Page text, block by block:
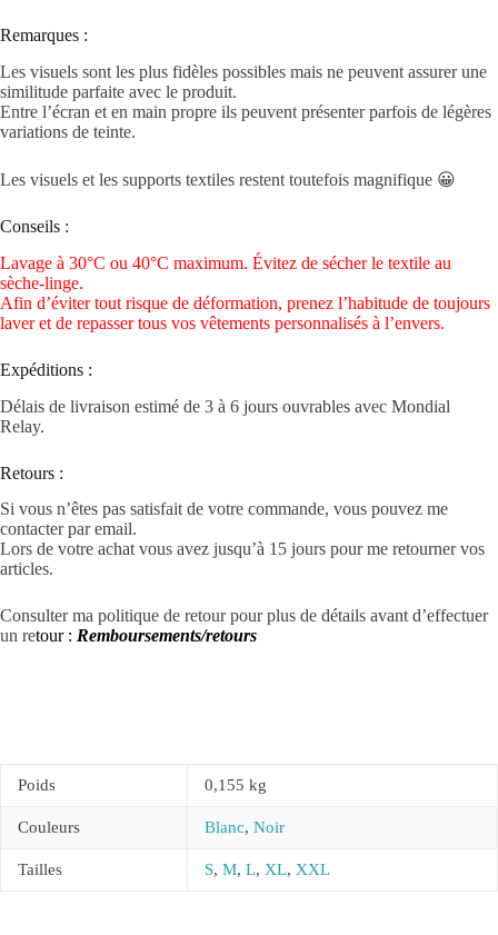
Remarques :
Les visuels sont les plus fidèles possibles mais ne peuvent assurer une
similitude parfaite avec le produit.
Entre l’écran et en main propre ils peuvent présenter parfois de légères
variations de teinte.
Les visuels et les supports textiles restent toutefois magnifique 😀
Conseils :
Lavage à 30°C ou 40°C maximum. Évitez de sécher le textile au
sèche-linge.
Afin d’éviter tout risque de déformation, prenez l’habitude de toujours
laver et de repasser tous vos vêtements personnalisés à l’envers.
Expéditions :
Délais de livraison estimé de 3 à 6 jours ouvrables avec Mondial
Relay.
Retours :
Si vous n’êtes pas satisfait de votre commande, vous pouvez me
contacter par email.
Lors de votre achat vous avez jusqu’à 15 jours pour me retourner vos
articles.
Consulter ma politique de retour pour plus de détails avant d’effectuer
un retour : Remboursements/retours
Poids 0,155 kg
Couleurs Blanc, Noir
Tailles S, M, L, XL, XXL